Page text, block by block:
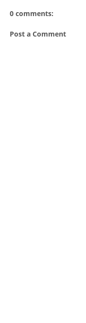
0 comments:
Post a Comment